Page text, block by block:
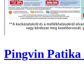
Pingvin Patika